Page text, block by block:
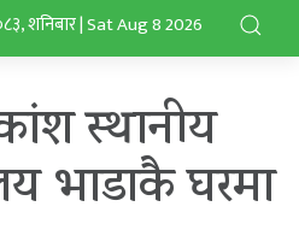
शनिबार | Sat Aug 8 2026
स्थानीय
भाडाकै घरमा